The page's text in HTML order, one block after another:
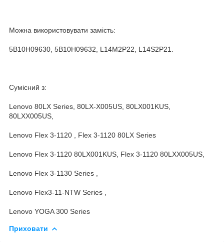
Можна використовувати замість:
5B10H09630, 5B10H09632, L14M2P22, L14S2P21.
Сумісний з:
Lenovo 80LX Series, 80LX-X005US, 80LX001KUS,
80LXX005US,
Lenovo Flex 3-1120 , Flex 3-1120 80LX Series
Lenovo Flex 3-1120 80LX001KUS, Flex 3-1120 80LXX005US,
Lenovo Flex 3-1130 Series ,
Lenovo Flex3-11-NTW Series ,
Lenovo YOGA 300 Series
Приховати